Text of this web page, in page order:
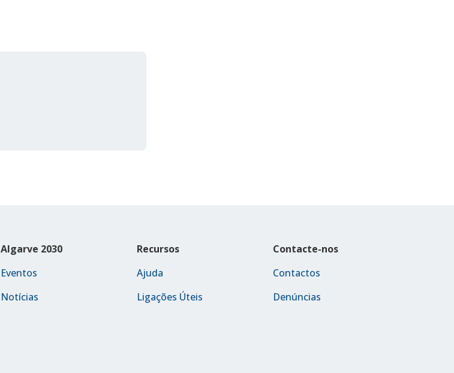
Algarve 2030
Eventos
Notícias
Recursos
Ajuda
Ligações Úteis
Contacte-nos
Contactos
Denúncias